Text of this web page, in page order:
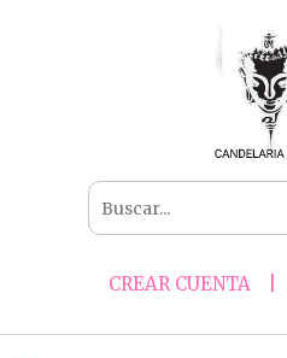
CREAR CUENTA